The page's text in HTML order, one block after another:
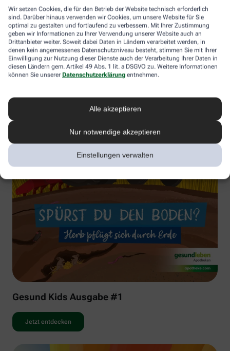
Wir setzen Cookies, die für den Betrieb der Website technisch erforderlich
sind. Darüber hinaus verwenden wir Cookies, um unsere Website für Sie
optimal zu gestalten und fortlaufend zu verbessern. Mit Ihrer Zustimmung
geben wir Informationen zu Ihrer Verwendung unserer Website auch an
Drittanbieter weiter. Soweit dabei Daten in Ländern verarbeitet werden, in
denen kein angemessenes Datenschutzniveau besteht, stimmen Sie mit Ihrer
Einwilligung zur Nutzung dieser Dienste auch der Verarbeitung Ihrer Daten in
diesen Ländern gem. Artikel 49 Abs. 1 lit. a DSGVO zu. Weitere Informationen
können Sie unserer Datenschutzerklärung entnehmen.
Alle akzeptieren
Nur notwendige akzeptieren
Einstellungen verwalten
Gesund Kids Ausgabe #1
Jetzt entdecken